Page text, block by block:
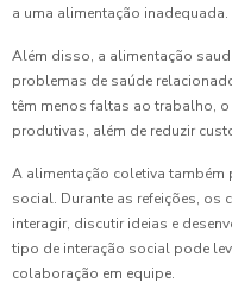
a uma alimentação inadequada.
Além disso, a alimentação
problemas de saúde
têm menos faltas ao trabalho,
produtivas, além de reduzir
A alimentação coletiva
social. Durante as refeições,
interagir, discutir ideias e
tipo de interação social pode
colaboração em equipe.